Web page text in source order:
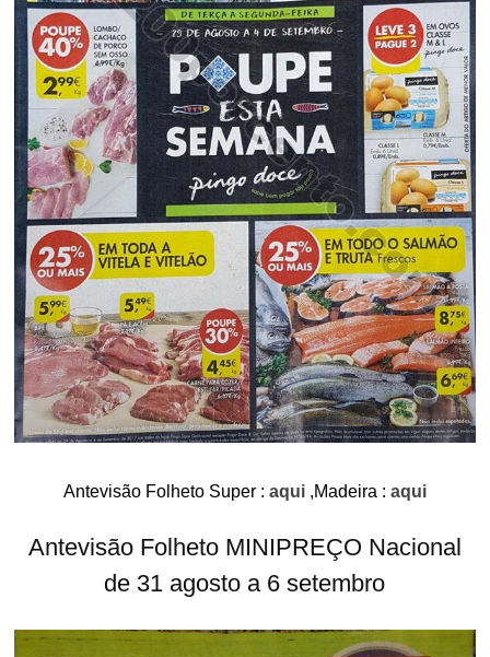
Antevisão Folheto Super : aqui,Madeira : aqui
Antevisão Folheto MINIPREÇO Nacional
de 31 agosto a 6 setembro